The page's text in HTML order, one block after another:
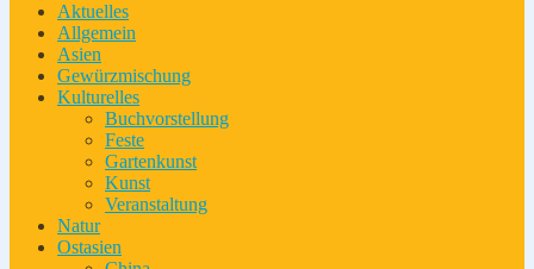
Aktuelles
Allgemein
Asien
Gewürzmischung
Kulturelles
Buchvorstellung
Feste
Gartenkunst
Kunst
Veranstaltung
Natur
Ostasien